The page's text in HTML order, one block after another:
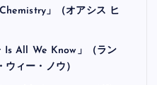
」（オアシス ヒ
Is All We Know」（ラン
ィー・ノウ）